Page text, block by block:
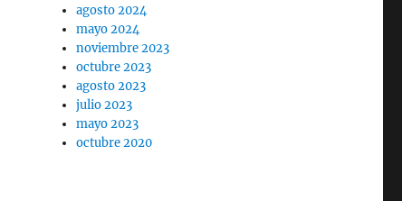
agosto 2024
mayo 2024
noviembre 2023
octubre 2023
agosto 2023
julio 2023
mayo 2023
octubre 2020